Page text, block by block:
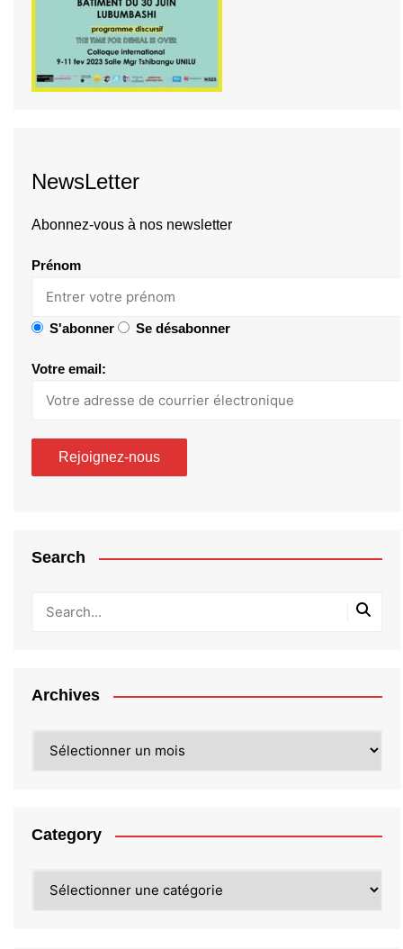
NewsLetter
Abonnez-vous à nos newsletter
Prénom
S'abonner Se désabonner
Votre email:
Search
Archives
Category